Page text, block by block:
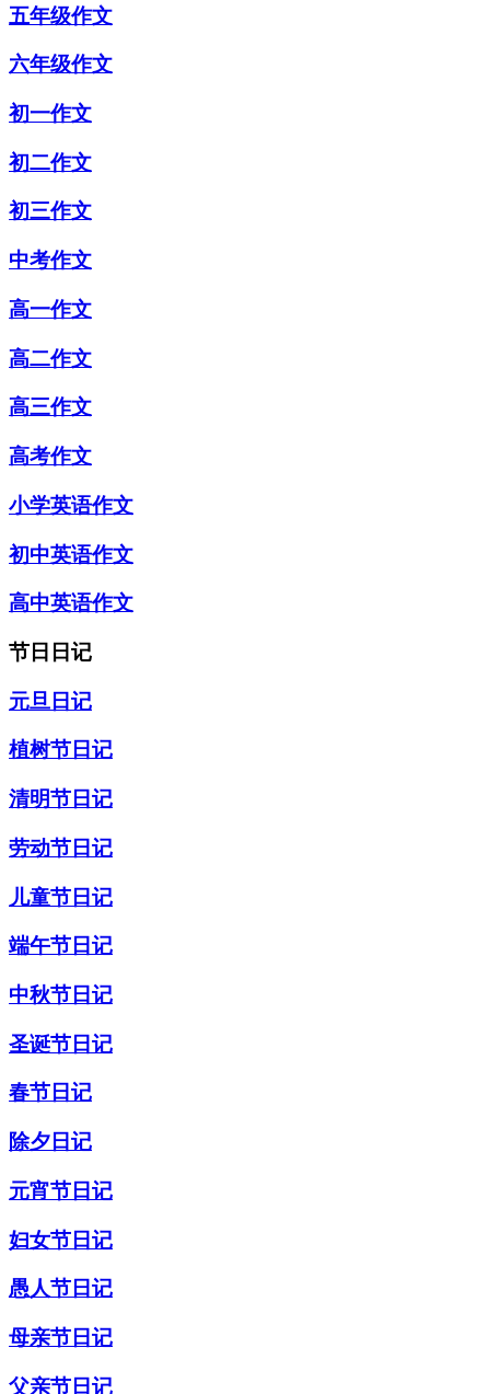
五年级作文
六年级作文
初一作文
初二作文
初三作文
中考作文
高一作文
高二作文
高三作文
高考作文
小学英语作文
初中英语作文
高中英语作文
节日日记
元旦日记
植树节日记
清明节日记
劳动节日记
儿童节日记
端午节日记
中秋节日记
圣诞节日记
春节日记
除夕日记
元宵节日记
妇女节日记
愚人节日记
母亲节日记
父亲节日记